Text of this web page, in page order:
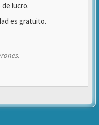
de lucro.
es gratuito.